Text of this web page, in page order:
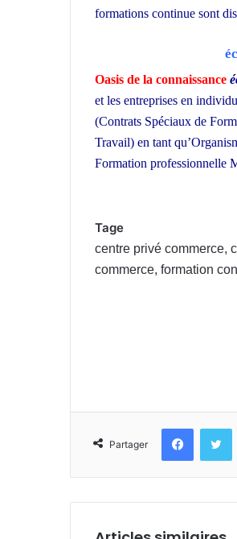
formations continue sont
Oasis de la connaissance
et les entreprises en
(Contrats Spéciaux de
Travail) en tant
Formation professionnelle
Tage
centre privé commerce,
commerce, formation
Partager